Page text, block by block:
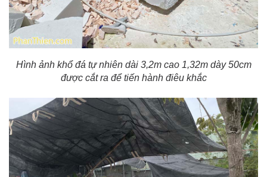
Hình ảnh khổ đá tự nhiên dài 3,2m cao 1,32m dày 50cm
được cắt ra để tiến hành điêu khắc